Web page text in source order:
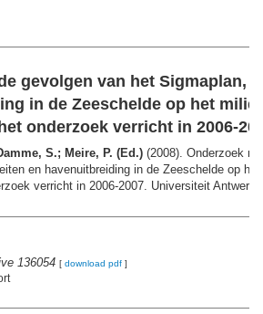
gevolgen van het Sigmaplan,
in de Zeeschelde op het
onderzoek verricht in 2006-
S.; Meire, P. (Ed.) (2008). Onderzoek
en havenuitbreiding in de Zeeschelde op
verricht in 2006-2007. Universiteit
136054 [ download pdf ]